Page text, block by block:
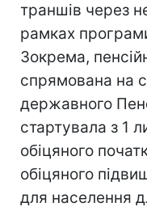
траншів через
рамках
Зокрема,
спрямована на
державного
стартувала з 1
обіцяного
обіцяного
для населення